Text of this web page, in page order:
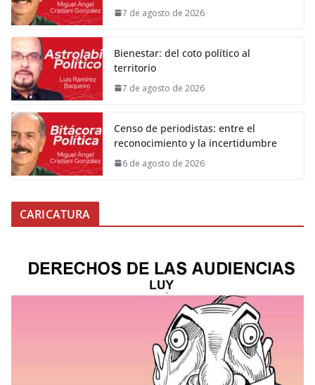
7 de agosto de 2026
Bienestar: del coto político al
territorio
7 de agosto de 2026
Censo de periodistas: entre el
reconocimiento y la incertidumbre
6 de agosto de 2026
CARICATURA